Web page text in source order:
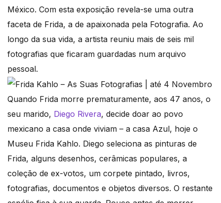
México. Com esta exposição revela-se uma outra
faceta de Frida, a de apaixonada pela Fotografia. Ao
longo da sua vida, a artista reuniu mais de seis mil
fotografias que ficaram guardadas num arquivo
pessoal.
Quando Frida morre prematuramente, aos 47 anos, o
seu marido, Diego Rivera, decide doar ao povo
mexicano a casa onde viviam – a casa Azul, hoje o
Museu Frida Kahlo. Diego seleciona as pinturas de
Frida, alguns desenhos, cerâmicas populares, a
coleção de ex-votos, um corpete pintado, livros,
fotografias, documentos e objetos diversos. O restante